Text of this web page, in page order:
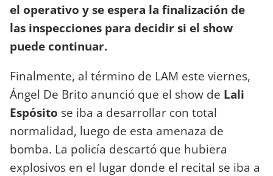
el operativo y se espera la finalización de
las inspecciones para decidir si el show
puede continuar.
Finalmente, al término de LAM este viernes,
Ángel De Brito anunció que el show de Lali
Espósito se iba a desarrollar con total
normalidad, luego de esta amenaza de
bomba. La policía descartó que hubiera
explosivos en el lugar donde el recital se iba a